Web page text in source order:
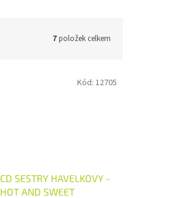
7položek celkem
CD SESTRY HAVELKOVY -
HOT AND SWEET
Kód: 12705